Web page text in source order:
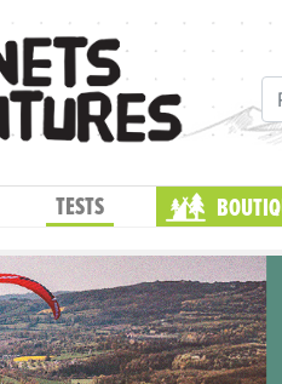
TESTS